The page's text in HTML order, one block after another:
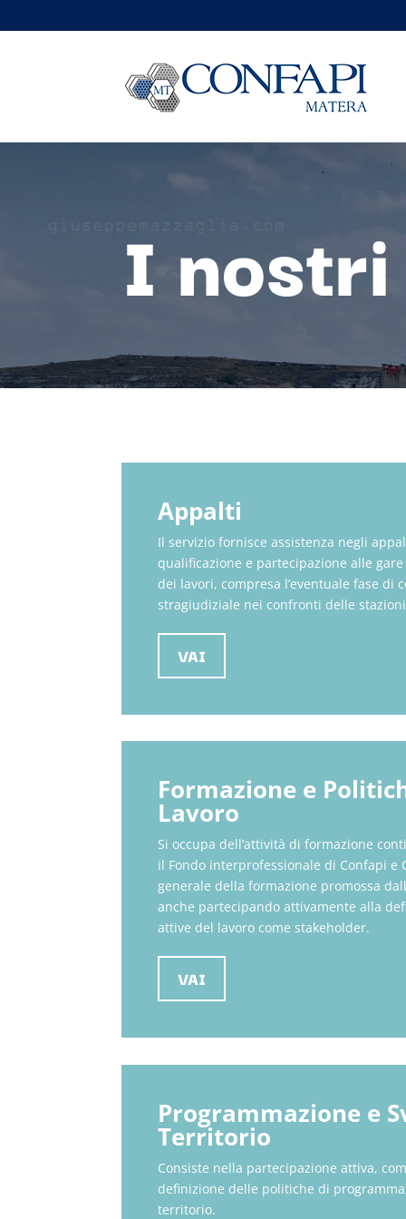
I
Appalti
Il servizio fornisce assistenza negli
qualificazione e partecipazione alle
dei lavori, compresa l’eventuale fase di
stragiudiziale nei confronti delle
VAI
Formazione e
Lavoro
Si occupa dell’attività di formazione
il Fondo interprofessionale di Confapi e
generale della formazione promossa
anche partecipando attivamente alla
attive del lavoro come stakeholder.
VAI
Programmazione e
Territorio
Consiste nella partecipazione attiva,
definizione delle politiche di
territorio.